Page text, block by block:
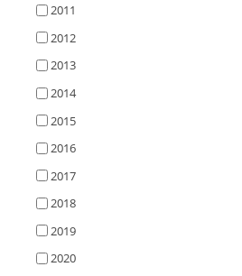
2011
2012
2013
2014
2015
2016
2017
2018
2019
2020